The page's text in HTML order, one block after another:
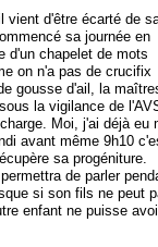
vient d'être écarté de
sa journée en
d'un chapelet de mots
on n'a pas de crucifix
gousse d'ail, la
la vigilance de
Moi, j'ai déjà eu
avant même 9h10
sa progéniture.
de parler
si son fils ne peut
enfant ne puisse